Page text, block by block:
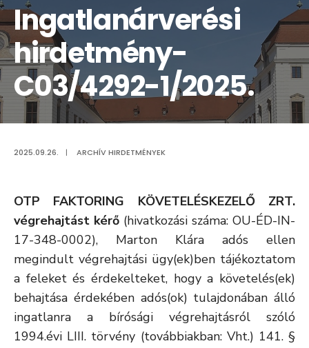
Ingatlanárverési
hirdetmény-
C03/4292-1/2025.
2025.09.26. | ARCHÍV HIRDETMÉNYEK
OTP FAKTORING KÖVETELÉSKEZELŐ ZRT.
végrehajtást kérő (hivatkozási száma: OU-ÉD-IN-
17-348-0002), Marton Klára adós ellen
megindult végrehajtási ügy(ek)ben tájékoztatom
a feleket és érdekelteket, hogy a követelés(ek)
behajtása érdekében adós(ok) tulajdonában álló
ingatlanra a bírósági végrehajtásról szóló
1994.évi LIII. törvény (továbbiakban: Vht.) 141. §